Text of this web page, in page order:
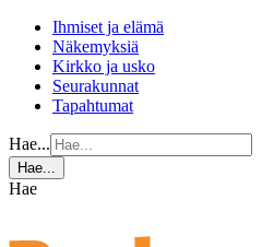
Ihmiset ja elämä
Näkemyksiä
Kirkko ja usko
Seurakunnat
Tapahtumat
Hae...
Hae...
Hae